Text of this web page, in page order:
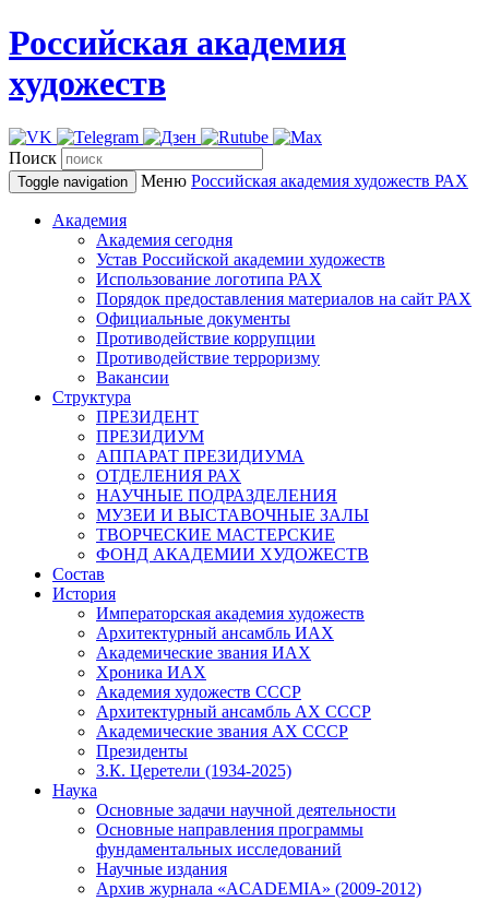
Российская академия
художеств
Поиск
Toggle navigation Меню Российская академия художеств РАХ
Академия
Академия сегодня
Устав Российской академии художеств
Использование логотипа РАХ
Порядок предоставления материалов на сайт РАХ
Официальные документы
Противодействие коррупции
Противодействие терроризму
Вакансии
Структура
ПРЕЗИДЕНТ
ПРЕЗИДИУМ
АППАРАТ ПРЕЗИДИУМА
ОТДЕЛЕНИЯ РАХ
НАУЧНЫЕ ПОДРАЗДЕЛЕНИЯ
МУЗЕИ И ВЫСТАВОЧНЫЕ ЗАЛЫ
ТВОРЧЕСКИЕ МАСТЕРСКИЕ
ФОНД АКАДЕМИИ ХУДОЖЕСТВ
Состав
История
Императорская академия художеств
Архитектурный ансамбль ИАХ
Академические звания ИАХ
Хроника ИАХ
Академия художеств СССР
Архитектурный ансамбль АХ СССР
Академические звания АХ СССР
Президенты
З.К. Церетели (1934-2025)
Наука
Основные задачи научной деятельности
Основные направления программы
фундаментальных исследований
Научные издания
Архив журнала «ACADEMIA» (2009-2012)